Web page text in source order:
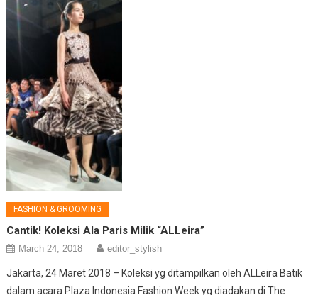
FASHION & GROOMING
Cantik! Koleksi Ala Paris Milik “ALLeira”
March 24, 2018 editor_stylish
Jakarta, 24 Maret 2018 – Koleksi yg ditampilkan oleh ALLeira Batik
dalam acara Plaza Indonesia Fashion Week yg diadakan di The